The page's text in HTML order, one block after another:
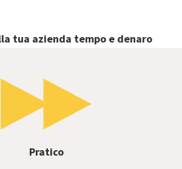
tua azienda tempo e denaro
Pratico